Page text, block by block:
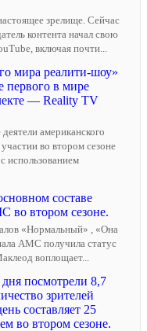
зрелище. Сейчас
контента начал свою
включая почти...
мира реалити-шоу»
первого в мире
— Reality TV
американского
во втором сезоне
использованием
составе
во втором сезоне.
«Нормальный» , «Она
AMC получила статус
воплощает...
посмотрели 8,7
зрителей
составляет 25
во втором сезоне.